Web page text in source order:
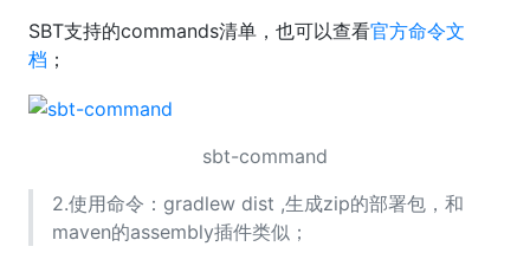
SBT支持的commands清单，也可以查看官方命令文
档 ；
sbt-command
2.使用命令：gradlew dist ,生成zip的部署包，和
maven的assembly插件类似；